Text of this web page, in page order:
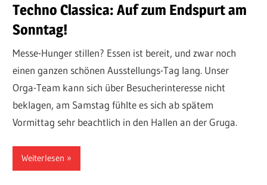
Techno Classica: Auf zum Endspurt am
Sonntag!
Messe-Hunger stillen? Essen ist bereit, und zwar noch
einen ganzen schönen Ausstellungs-Tag lang. Unser
Orga-Team kann sich über Besucherinteresse nicht
beklagen, am Samstag fühlte es sich ab spätem
Vormittag sehr beachtlich in den Hallen an der Gruga.
Weiterlesen